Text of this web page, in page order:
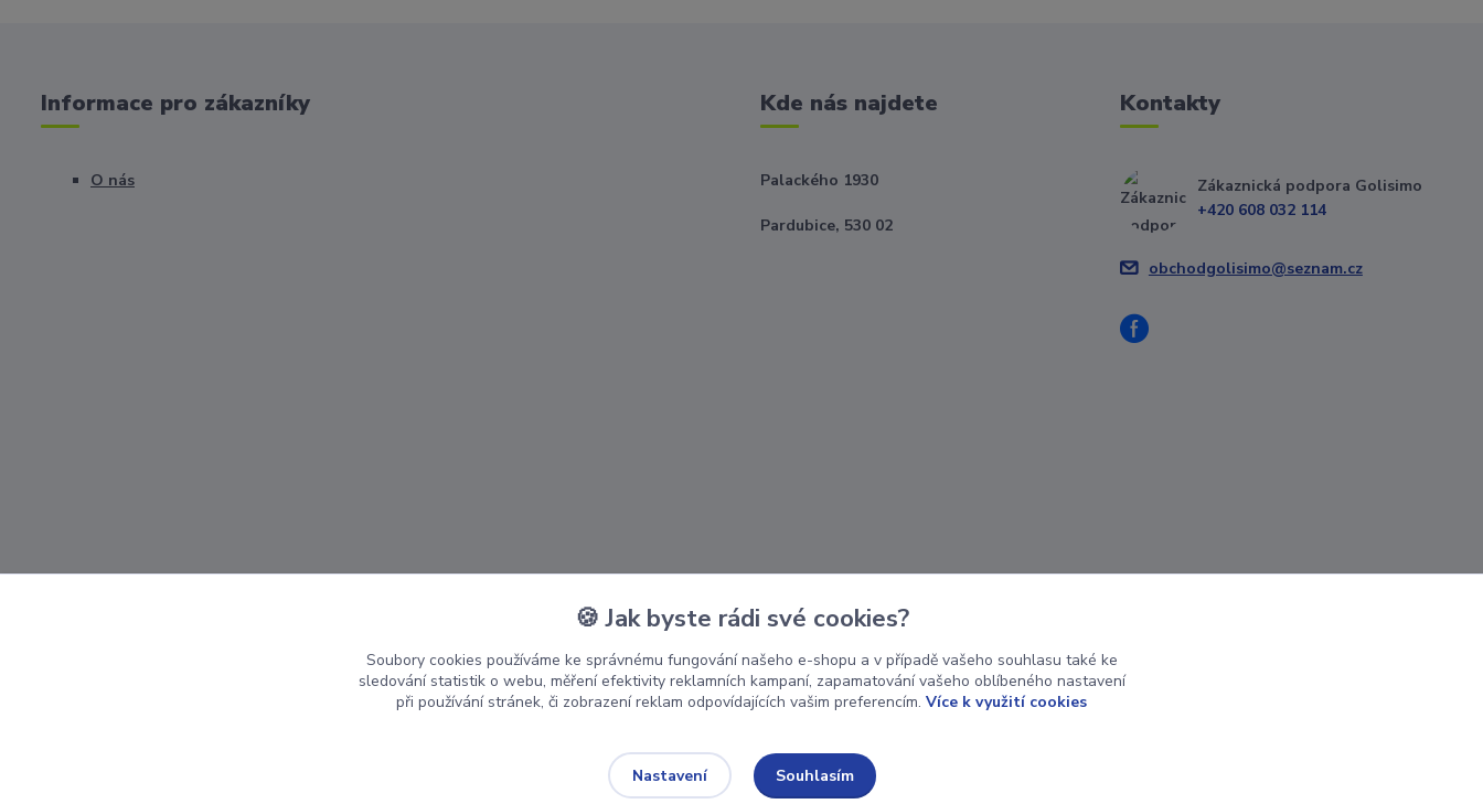
Informace pro zákazníky
O nás
Kde nás najdete
Palackého 1930
Pardubice, 530 02
Kontakty
Zákaznická podpora Golisimo
+420 608 032 114
obchodgolisimo@seznam.cz
🍪 Jak byste rádi své cookies?
Soubory cookies používáme ke správnému fungování našeho e-shopu a v případě vašeho souhlasu také ke
sledování statistik o webu, měření efektivity reklamních kampaní, zapamatování vašeho oblíbeného nastavení
při používání stránek, či zobrazení reklam odpovídajících vašim preferencím. Více k využití cookies
Nastavení Souhlasím